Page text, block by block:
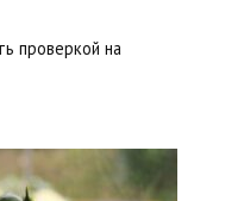
проверкой на